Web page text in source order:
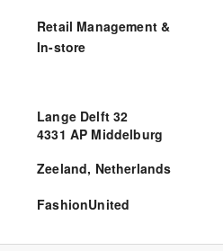
Retail Management &
In-store
Lange Delft 32
4331 AP Middelburg
Zeeland, Netherlands
FashionUnited